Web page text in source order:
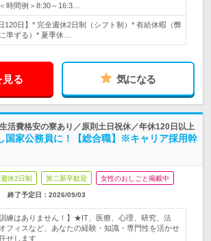
時間例＞8:30～16:3…
120日】* 完全週休2日制（シフト制）* 有給休暇（弊
準ずる）* 夏季休…
見る 気になる
活費格安の寮あり／原則土日祝休／年休120日以上
国家公務員に！【総合職】※キャリア採用幹
休2日制 第二新卒歓迎 女性のおしごと掲載中
終了予定日： 2026/09/03
訓練はありません！】★IT、医療、心理、研究、法
フィスなど、あなたの経験・知識・専門性を活かせ
せします